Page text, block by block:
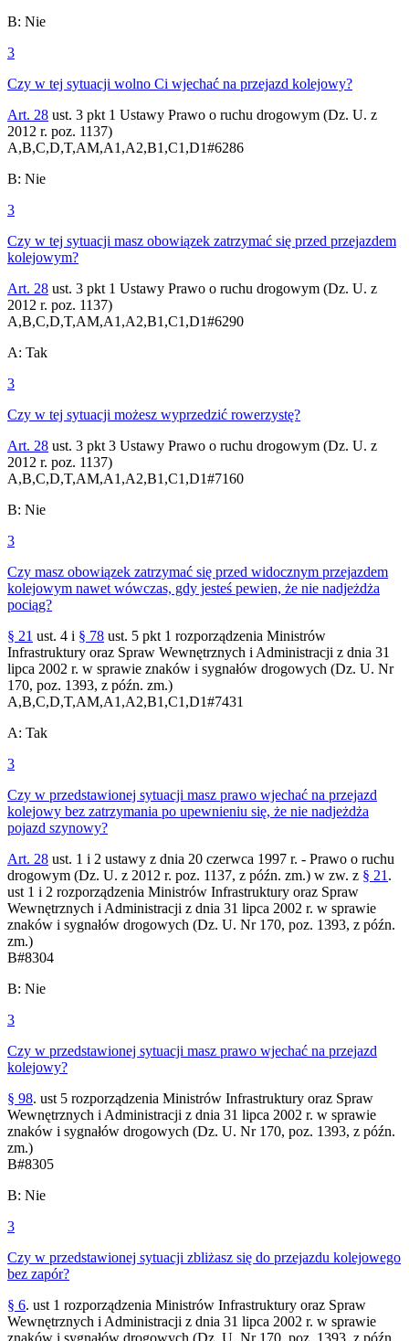
B: Nie
3
Czy w tej sytuacji wolno Ci wjechać na przejazd kolejowy?
Art. 28 ust. 3 pkt 1 Ustawy Prawo o ruchu drogowym (Dz. U. z
2012 r. poz. 1137)
A,B,C,D,T,AM,A1,A2,B1,C1,D1#6286
B: Nie
3
Czy w tej sytuacji masz obowiązek zatrzymać się przed przejazdem
kolejowym?
Art. 28 ust. 3 pkt 1 Ustawy Prawo o ruchu drogowym (Dz. U. z
2012 r. poz. 1137)
A,B,C,D,T,AM,A1,A2,B1,C1,D1#6290
A: Tak
3
Czy w tej sytuacji możesz wyprzedzić rowerzystę?
Art. 28 ust. 3 pkt 3 Ustawy Prawo o ruchu drogowym (Dz. U. z
2012 r. poz. 1137)
A,B,C,D,T,AM,A1,A2,B1,C1,D1#7160
B: Nie
3
Czy masz obowiązek zatrzymać się przed widocznym przejazdem
kolejowym nawet wówczas, gdy jesteś pewien, że nie nadjeżdża
pociąg?
§ 21 ust. 4 i § 78 ust. 5 pkt 1 rozporządzenia Ministrów
Infrastruktury oraz Spraw Wewnętrznych i Administracji z dnia 31
lipca 2002 r. w sprawie znaków i sygnałów drogowych (Dz. U. Nr
170, poz. 1393, z późn. zm.)
A,B,C,D,T,AM,A1,A2,B1,C1,D1#7431
A: Tak
3
Czy w przedstawionej sytuacji masz prawo wjechać na przejazd
kolejowy bez zatrzymania po upewnieniu się, że nie nadjeżdża
pojazd szynowy?
Art. 28 ust. 1 i 2 ustawy z dnia 20 czerwca 1997 r. - Prawo o ruchu
drogowym (Dz. U. z 2012 r. poz. 1137, z późn. zm.) w zw. z § 21 .
ust 1 i 2 rozporządzenia Ministrów Infrastruktury oraz Spraw
Wewnętrznych i Administracji z dnia 31 lipca 2002 r. w sprawie
znaków i sygnałów drogowych (Dz. U. Nr 170, poz. 1393, z późn.
zm.)
B#8304
B: Nie
3
Czy w przedstawionej sytuacji masz prawo wjechać na przejazd
kolejowy?
§ 98. ust 5 rozporządzenia Ministrów Infrastruktury oraz Spraw
Wewnętrznych i Administracji z dnia 31 lipca 2002 r. w sprawie
znaków i sygnałów drogowych (Dz. U. Nr 170, poz. 1393, z późn.
zm.)
B#8305
B: Nie
3
Czy w przedstawionej sytuacji zbliżasz się do przejazdu kolejowego
bez zapór?
§ 6. ust 1 rozporządzenia Ministrów Infrastruktury oraz Spraw
Wewnętrznych i Administracji z dnia 31 lipca 2002 r. w sprawie
znaków i sygnałów drogowych (Dz. U. Nr 170, poz. 1393, z późn.